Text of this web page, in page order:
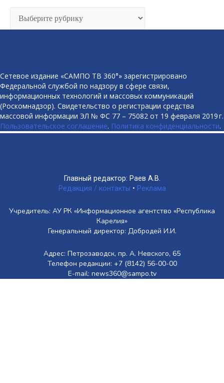
Рубрики
Сетевое издание «САМПО ТВ 360°» зарегистрировано
Федеральной службой по надзору в сфере связи,
информационных технологий и массовых коммуникаций
(Роскомнадзор). Свидетельство о регистрации средства
массовой информации ЭЛ № ФС 77 – 75082 от 19 февраля 2019 г.
Пользовательское соглашение. Политика конфиденциальности.
Главный редактор: Раев А.В.
Редакция / контакты • Реклама
Учредитель: АУ РК «Информационное агентство «Республика
Карелия»
Генеральный директор: Добродей И.И.
Адрес: Петрозаводск, пр. А. Невского, 65
Телефон редакции: +7 (8142) 56-00-00
E-mail: news360@sampo.tv